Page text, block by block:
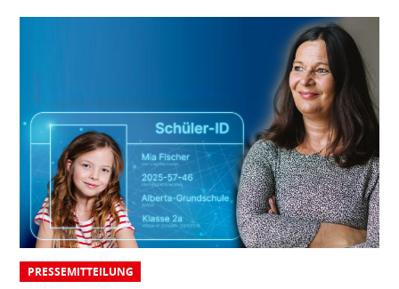
PRESSEMITTEILUNG